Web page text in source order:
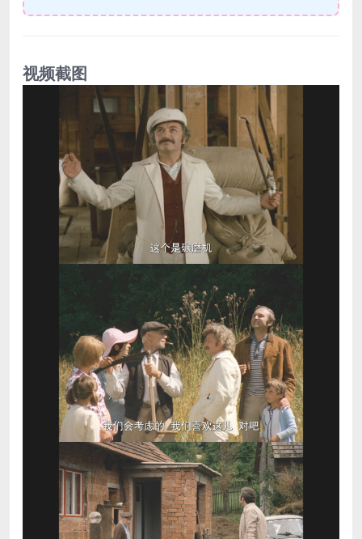
视频截图